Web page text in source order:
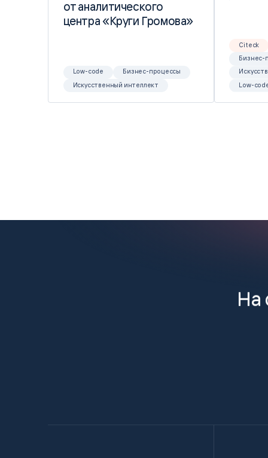
от аналитического
центра «Круги Громова»
от аналитического
центра «Круги Громова»
Low-code
Бизнес-процессы
Искусственный интеллект
Citeck
Бизнес-
Low-
На